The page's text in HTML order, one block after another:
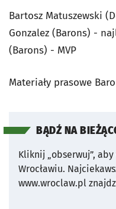
Bartosz Matuszewski
Gonzalez (Barons) -
(Barons) - MVP
Materiały prasowe
BĄDŹ NA
Kliknij „obserwuj”,
Wrocławiu.
www.wroclaw.pl